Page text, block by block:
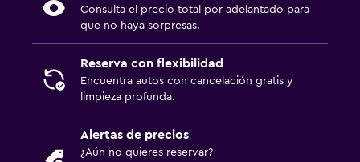
Consulta el precio total por adelantado para
que no haya sorpresas.
Reserva con flexibilidad
Encuentra autos con cancelación gratis y
limpieza profunda.
Alertas de precios
¿Aún no quieres reservar?